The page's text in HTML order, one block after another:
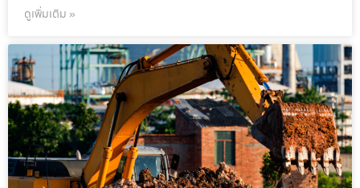
ดูเพิ่มเติม »